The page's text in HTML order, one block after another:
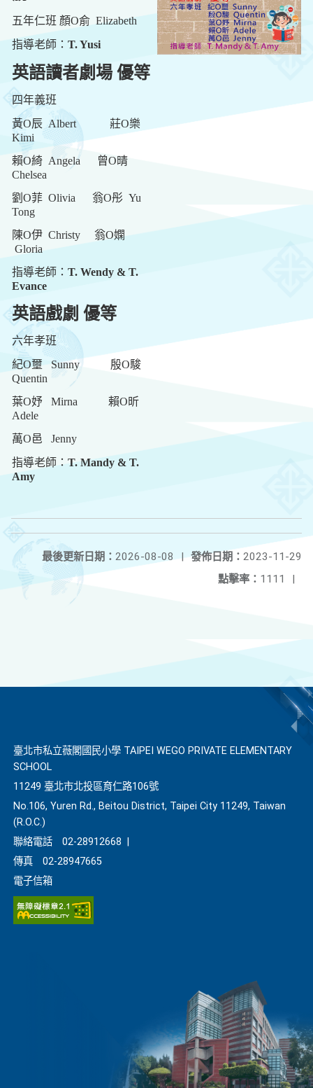
五年仁班 顏O俞 Elizabeth
指導老師： T. Yusi
英語讀者劇場 優等
四年義班
黃O辰 Albert
莊O樂
Kimi
賴O綺 Angela
曾O晴
Chelsea
劉O菲 Olivia 翁O彤 Yu
Tong
陳O伊 Christy 翁O嫻
Gloria
指導老師： T. Wendy & T.
Evance
英語戲劇 優等
六年孝班
紀O壐 Sunny
殷O駿
Quentin
葉O妤 Mirna
賴O昕
Adele
萬O邑 Jenny
指導老師： T. Mandy & T.
Amy
發佈日期： 2023-11-29
最後更新日期： 2026-08-08
|
點擊率： 1111 |
臺北市私立薇閣國民小學 TAIPEI WEGO PRIVATE ELEMENTARY
SCHOOL
11249 臺北市北投區育仁路106號
No.106, Yuren Rd., Beitou District, Taipei City 11249, Taiwan
(R.O.C.)
聯絡電話
02-28912668
傳真
02-28947665
電子信箱